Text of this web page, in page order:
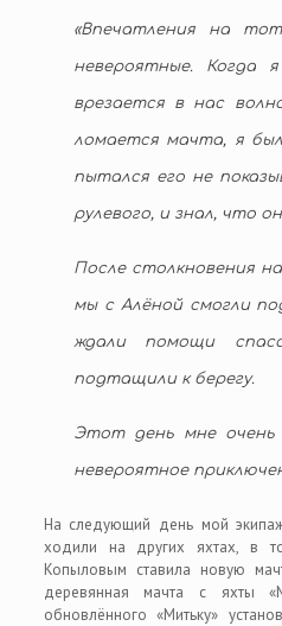
«Впечатления на
невероятные. Когда
врезается в нас
ломается мачта, я
пытался его не
рулевого, и знал, что
После столкновения
мы с Алёной смогли
ждали помощи
подтащили к берегу.
Этот день мне очень
невероятное
На следующий день мой
ходили на других яхтах, в
Копыловым ставила новую
деревянная мачта с яхты
обновлённого «Митьку»